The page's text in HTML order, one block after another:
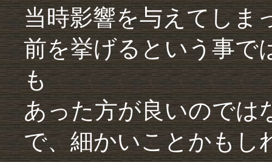
当時影響を与えてしま
前を挙げるという事で
も
あった方が良いのでは
で、細かいことかもし